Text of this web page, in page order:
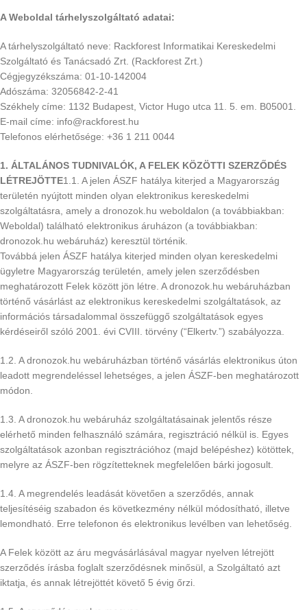
A Weboldal tárhelyszolgáltató adatai:
A tárhelyszolgáltató neve: Rackforest Informatikai Kereskedelmi
Szolgáltató és Tanácsadó Zrt. (Rackforest Zrt.)
Cégjegyzékszáma: 01-10-142004
Adószáma: 32056842-2-41
Székhely címe: 1132 Budapest, Victor Hugo utca 11. 5. em. B05001.
E-mail címe: info@rackforest.hu
Telefonos elérhetősége: +36 1 211 0044
1. ÁLTALÁNOS TUDNIVALÓK, A FELEK KÖZÖTTI SZERZŐDÉS
LÉTREJÖTTE1.1. A jelen ÁSZF hatálya kiterjed a Magyarország
területén nyújtott minden olyan elektronikus kereskedelmi
szolgáltatásra, amely a dronozok.hu weboldalon (a továbbiakban:
Weboldal) található elektronikus áruházon (a továbbiakban:
dronozok.hu webáruház) keresztül történik.
Továbbá jelen ÁSZF hatálya kiterjed minden olyan kereskedelmi
ügyletre Magyarország területén, amely jelen szerződésben
meghatározott Felek között jön létre. A dronozok.hu webáruházban
történő vásárlást az elektronikus kereskedelmi szolgáltatások, az
információs társadalommal összefüggő szolgáltatások egyes
kérdéseiről szóló 2001. évi CVIII. törvény (“Elkertv.”) szabályozza.
1.2. A dronozok.hu webáruházban történő vásárlás elektronikus úton
leadott megrendeléssel lehetséges, a jelen ÁSZF-ben meghatározott
módon.
1.3. A dronozok.hu webáruház szolgáltatásainak jelentős része
elérhető minden felhasználó számára, regisztráció nélkül is. Egyes
szolgáltatások azonban regisztrációhoz (majd belépéshez) kötöttek,
melyre az ÁSZF-ben rögzítetteknek megfelelően bárki jogosult.
1.4. A megrendelés leadását követően a szerződés, annak
teljesítéséig szabadon és következmény nélkül módosítható, illetve
lemondható. Erre telefonon és elektronikus levélben van lehetőség.
A Felek között az áru megvásárlásával magyar nyelven létrejött
szerződés írásba foglalt szerződésnek minősül, a Szolgáltató azt
iktatja, és annak létrejöttét követő 5 évig őrzi.